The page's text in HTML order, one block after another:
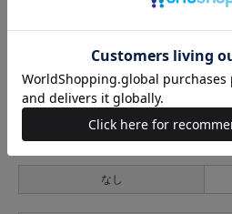
なし
光沢
なし